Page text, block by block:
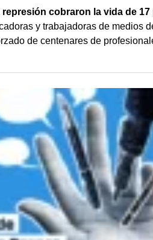
represión cobraron la vida de
y trabajadoras de medios
de centenares de